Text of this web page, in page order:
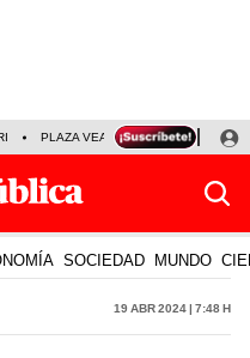
PLAZA VEA FERIADOS
SOCIEDAD MUNDO
19 Abr 2024 | 7:48 h